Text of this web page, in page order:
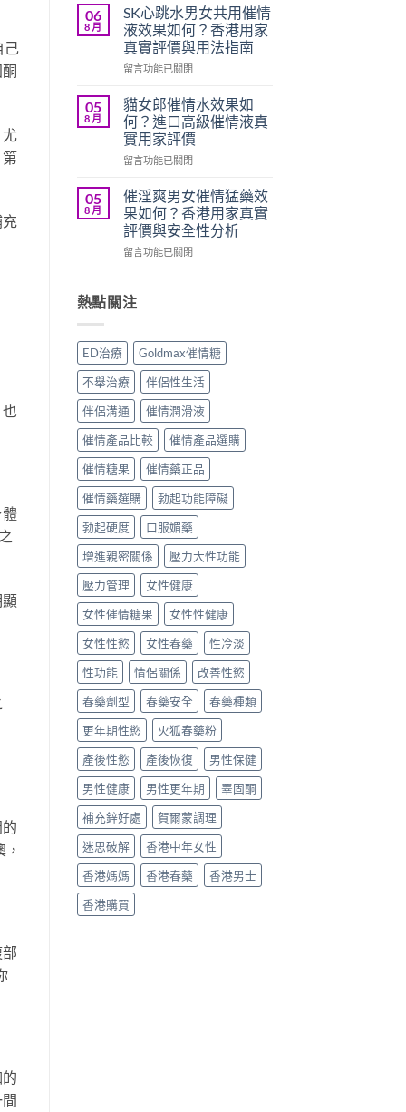
己
液
評
價
如
何？
港
用
家
真
實
用
心
得
分
享〉
滴
歡
偉
姐
春
效
果
如
何？
女
發
騷
猛
藥
真
用
中
06
8 月
SK心跳水男女共用催情
液效果如何？香港用家
真實評價與用法指南
在
心
跳
水
男
女
用
催
情
液
效
何？
用
家
真
實
評
價
與
用
法
指
南〉
中
留言功能已關閉
05
8 月
貓女郎催情水效果如
何？進口高級催情液真
實用家評價
在
女
郎
催
情
水
如
口
高
級
催
情
液
真
實
用
家
評
價〉
中
留言功能已關閉
05
8 月
催淫爽男女催情猛藥效
果如何？香港用家真實
評價與安全性分析
在
爽
男
催
猛
藥
效
果
如
何？
香
港
用
家
真
實
評
價
與
安
全
性
分
析〉
中
留言功能已關閉
熱點關注
ED治療
Goldmax催情糖
不舉治療
伴侶性生活
伴侶溝通
催情潤滑液
催情產品比較
催情產品選購
催情糖果
催情藥正品
催情藥選購
勃起功能障礙
勃起硬度
口服媚藥
增進親密關係
壓力大性功能
壓力管理
女性健康
女性催情糖果
女性性健康
女性性慾
女性春藥
性冷淡
性功能
情侶關係
改善性慾
春藥劑型
春藥安全
春藥種類
更年期性慾
火狐春藥粉
產後性慾
產後恢復
男性保健
男性健康
男性更年期
睪固酮
補充鋅好處
賀爾蒙調理
迷思破解
香港中年女性
香港媽媽
香港春藥
香港男士
香港購買